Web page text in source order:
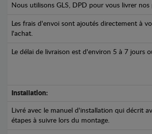
Nous utilisons GLS, DPD pour vous livrer nos
Les frais d'envoi sont ajoutés directement à
l'achat.
Le délai de livraison est d'environ 5 à 7 jours
Installation:
Livré avec le manuel d'installation qui décrit
étapes à suivre lors du montage.